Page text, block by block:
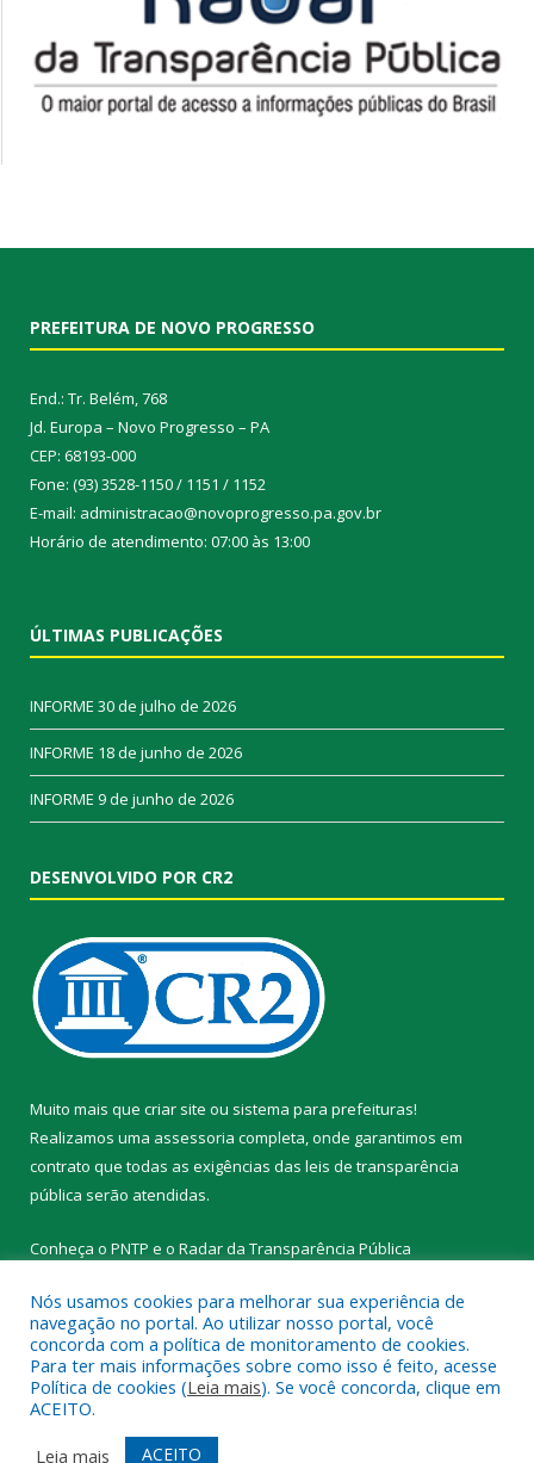
PREFEITURA DE NOVO PROGRESSO
End.: Tr. Belém, 768
Jd. Europa – Novo Progresso – PA
CEP: 68193-000
Fone: (93) 3528-1150 / 1151 / 1152
E-mail: administracao@novoprogresso.pa.gov.br
Horário de atendimento: 07:00 às 13:00
ÚLTIMAS PUBLICAÇÕES
INFORME 30 de julho de 2026
INFORME 18 de junho de 2026
INFORME 9 de junho de 2026
DESENVOLVIDO POR CR2
Muito mais que criar site ou sistema para prefeituras!
Realizamos uma assessoria completa, onde garantimos em
contrato que todas as exigências das leis de transparência
pública serão atendidas.
Conheça o PNTP e o Radar da Transparência Pública
Todos os direitos reservados a Prefeitura Municipal de Novo
Progresso.
Mapa do Site Acessar Área Administrativa
Nós usamos cookies para melhorar sua experiência de
navegação no portal. Ao utilizar nosso portal, você
concorda com a política de monitoramento de cookies.
Para ter mais informações sobre como isso é feito, acesse
Política de cookies (Leia mais). Se você concorda, clique em
ACEITO.
Leia mais
ACEITO